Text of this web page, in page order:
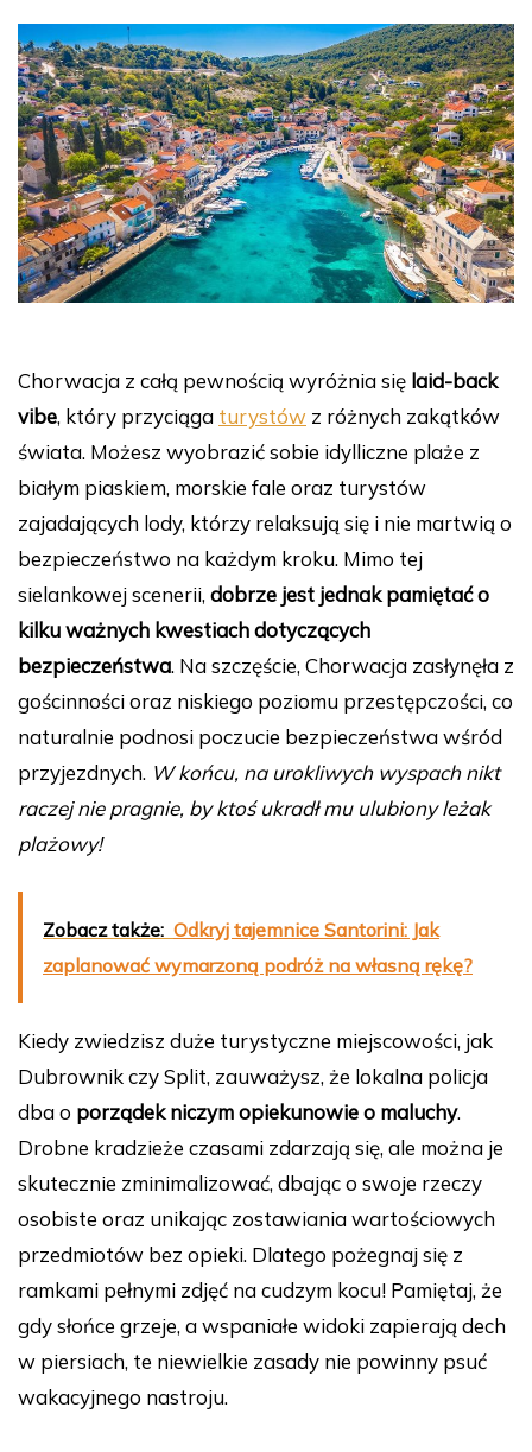
Chorwacja z całą pewnością wyróżnia się laid-back
vibe, który przyciąga turystów z różnych zakątków
świata. Możesz wyobrazić sobie idylliczne plaże z
białym piaskiem, morskie fale oraz turystów
zajadających lody, którzy relaksują się i nie martwią o
bezpieczeństwo na każdym kroku. Mimo tej
sielankowej scenerii, dobrze jest jednak pamiętać o
kilku ważnych kwestiach dotyczących
bezpieczeństwa. Na szczęście, Chorwacja zasłynęła z
gościnności oraz niskiego poziomu przestępczości, co
naturalnie podnosi poczucie bezpieczeństwa wśród
przyjezdnych. W końcu, na urokliwych wyspach nikt
raczej nie pragnie, by ktoś ukradł mu ulubiony leżak
plażowy!
Zobacz także: Odkryj tajemnice Santorini: Jak
zaplanować wymarzoną podróż na własną rękę?
Kiedy zwiedzisz duże turystyczne miejscowości, jak
Dubrownik czy Split, zauważysz, że lokalna policja
dba o porządek niczym opiekunowie o maluchy.
Drobne kradzieże czasami zdarzają się, ale można je
skutecznie zminimalizować, dbając o swoje rzeczy
osobiste oraz unikając zostawiania wartościowych
przedmiotów bez opieki. Dlatego pożegnaj się z
ramkami pełnymi zdjęć na cudzym kocu! Pamiętaj, że
gdy słońce grzeje, a wspaniałe widoki zapierają dech
w piersiach, te niewielkie zasady nie powinny psuć
wakacyjnego nastroju.